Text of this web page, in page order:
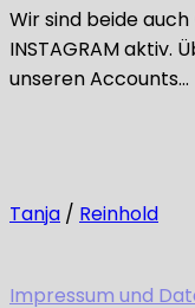
Wir sind beide
INSTAGRAM aktiv.
unseren Accounts…
Tanja / Reinhold
Impressum und